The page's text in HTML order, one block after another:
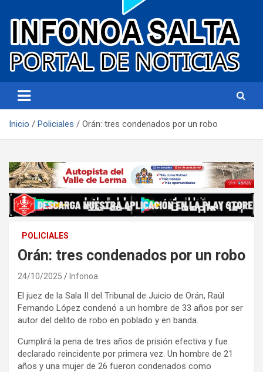
Infonoa Salta
Inicio Policiales Orán: tres condenados por un robo
POLICIALES
Orán: tres condenados por un robo
24/10/2025 Infonoa
El juez de la Sala II del Tribunal de Juicio de Orán, Raúl
Fernando López condenó a un hombre de 33 años por ser
autor del delito de robo en poblado y en banda.
Cumplirá la pena de tres años de prisión efectiva y fue
declarado reincidente por primera vez. Un hombre de 21
años y una mujer de 26 fueron condenados como